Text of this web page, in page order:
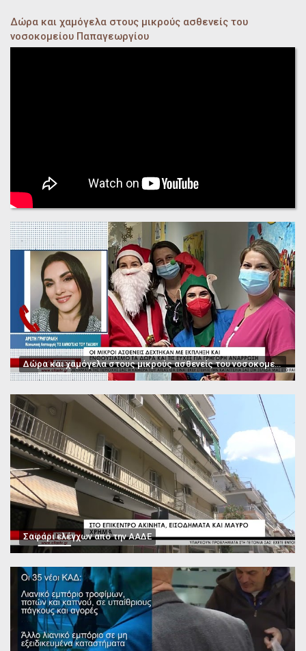
Δώρα και χαμόγελα στους μικρούς ασθενείς του
νοσοκομείου Παπαγεωργίου
Δώρα και χαμόγελα στους μικρούς ασθενείς του νοσοκομείου Παπαγεωργίου
Σαφάρι ελέγχων από την ΑΑΔΕ